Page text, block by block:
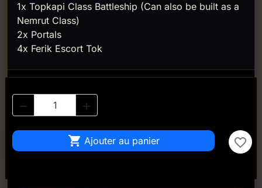
1x Topkapi Class Battleship (Can also be built as a
Nemrut Class)
2x Portals
4x Ferik Escort Tok
 
 Ajouter au panier favorite_border